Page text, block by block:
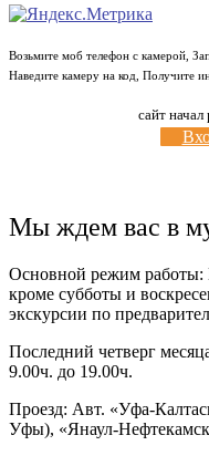
Возьмите моб телефон с камерой,
Наведите камеру на код, Получите
сайт
Мы ждем вас в
Основной режим работы:
кроме субботы и
экскурсии по
Последний четверг
9.00ч. до 19.00ч.
Проезд: Авт. «Уфа-
Уфы), «Янаул-